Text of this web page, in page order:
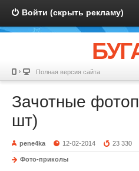
Войти (скрыть рекламу)
Полная версия сайта
Зачотные
шт)
pene4ka 12-02-2014 23 330
Фото-приколы